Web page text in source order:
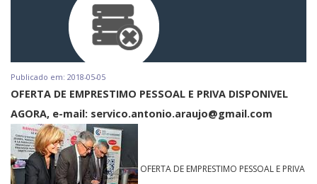
Publicado em: 2018-05-05
OFERTA DE EMPRESTIMO PESSOAL E PRIVA DISPONIVEL
AGORA, e-mail: servico.antonio.araujo@gmail.com
OFERTA DE EMPRESTIMO PESSOAL E PRIVA